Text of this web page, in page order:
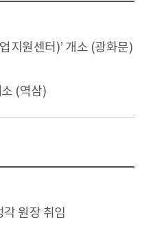
지원센터)’ 개소 (광화문)
(역삼)
원장 취임